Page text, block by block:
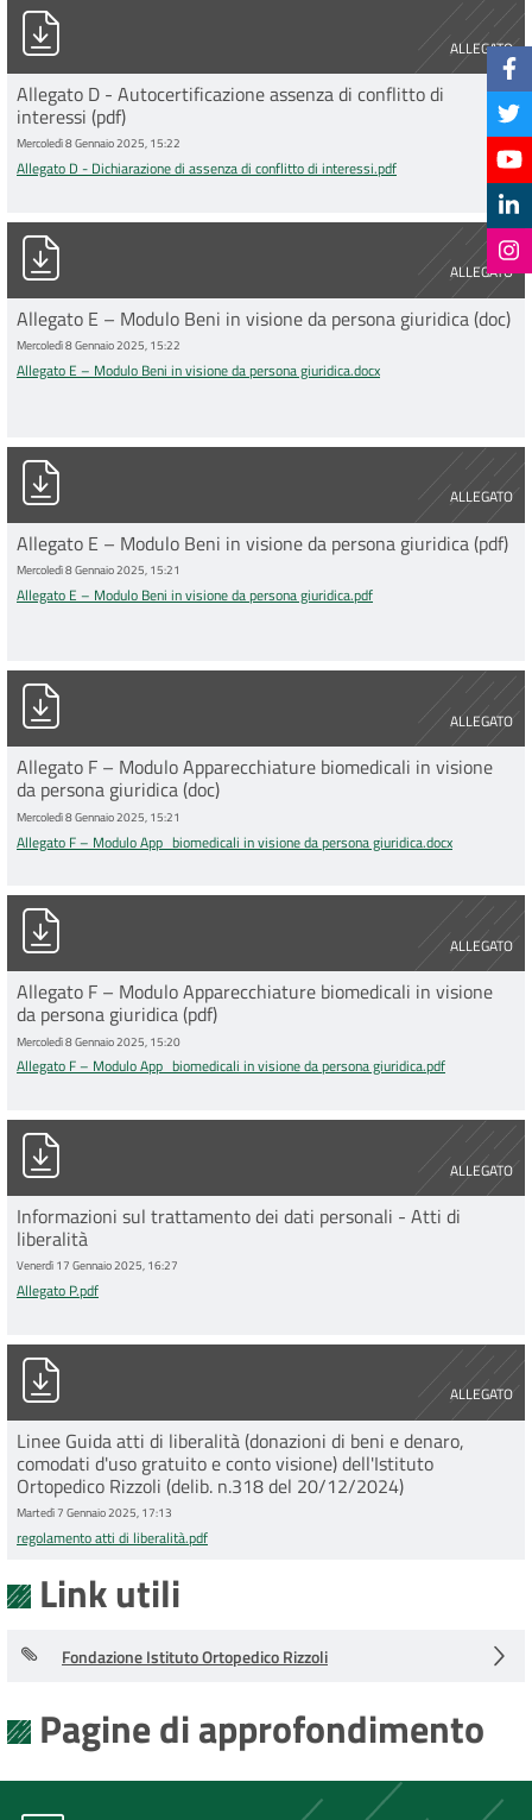
ALLEGATO
Allegato D - Dichiarazione di assenza di conflitto di
Allegato D - Autocertificazione assenza di conflitto di
interessi (pdf)
Mercoledì 8 Gennaio 2025, 15:22
Allegato D - Dichiarazione di assenza di conflitto di interessi.pdf
ALLEGATO
Allegato E – Modulo Beni in visione da persona giuridica.docx
Allegato E – Modulo Beni in visione da persona giuridica (doc)
Mercoledì 8 Gennaio 2025, 15:22
Allegato E – Modulo Beni in visione da persona giuridica.docx
ALLEGATO
Allegato E – Modulo Beni in visione da persona giuridica.pdf
Allegato E – Modulo Beni in visione da persona giuridica (pdf)
Mercoledì 8 Gennaio 2025, 15:21
Allegato E – Modulo Beni in visione da persona giuridica.pdf
ALLEGATO
Allegato F – Modulo App_biomedicali in visione da persona
Allegato F – Modulo Apparecchiature biomedicali in visione
da persona giuridica (doc)
Mercoledì 8 Gennaio 2025, 15:21
Allegato F – Modulo App_biomedicali in visione da persona giuridica.docx
ALLEGATO
Allegato F – Modulo App_biomedicali in visione da persona
Allegato F – Modulo Apparecchiature biomedicali in visione
da persona giuridica (pdf)
Mercoledì 8 Gennaio 2025, 15:20
Allegato F – Modulo App_biomedicali in visione da persona giuridica.pdf
ALLEGATO
Allegato P.pdf
Informazioni sul trattamento dei dati personali - Atti di
liberalità
Venerdì 17 Gennaio 2025, 16:27
Allegato P.pdf
ALLEGATO
regolamento atti di liberalità.pdf
Linee Guida atti di liberalità (donazioni di beni e denaro,
comodati d'uso gratuito e conto visione) dell'Istituto
Ortopedico Rizzoli (delib. n.318 del 20/12/2024)
Martedì 7 Gennaio 2025, 17:13
regolamento atti di liberalità.pdf
Link utili
Fondazione Istituto Ortopedico Rizzoli
Pagine di approfondimento